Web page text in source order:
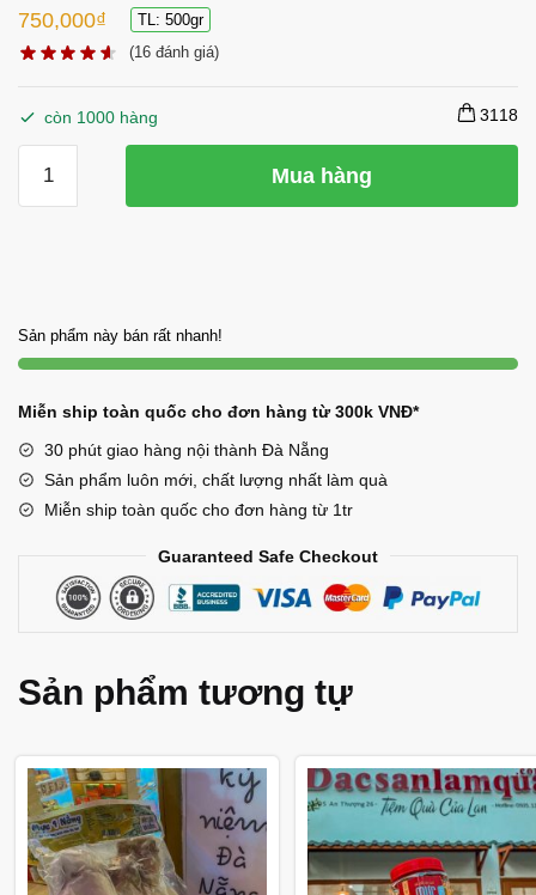
750,000₫
TL: 500gr
(16 đánh giá)
còn 1000 hàng 3118
khô
13-
14
số
lượng
Mua hàng
Sản phẩm này bán rất nhanh!
Miễn ship toàn quốc cho đơn hàng từ 300k VNĐ*
30 phút giao hàng nội thành Đà Nẵng
Sản phẩm luôn mới, chất lượng nhất làm quà
Miễn ship toàn quốc cho đơn hàng từ 1tr
Guaranteed Safe Checkout
Sản phẩm tương tự